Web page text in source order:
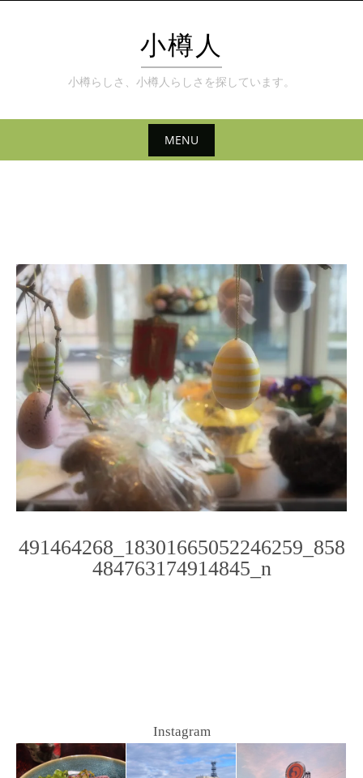
to
content
小樽人
小樽らしさ、小樽人らしさを探しています。
MENU
491464268_18301665052246259_858
484763174914845_n
Instagram